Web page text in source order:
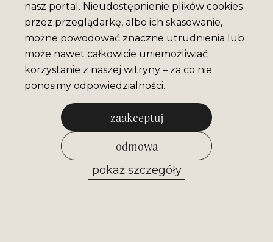
nasz portal. Nieudostępnienie plików cookies
przez przeglądarkę, albo ich skasowanie,
możne powodować znaczne utrudnienia lub
może nawet całkowicie uniemożliwiać
korzystanie z naszej witryny – za co nie
ponosimy odpowiedzialności.
zaakceptuj
odmowa
pokaż szczegóły
MAGNES MUZEUM
NIKIFORA V.2